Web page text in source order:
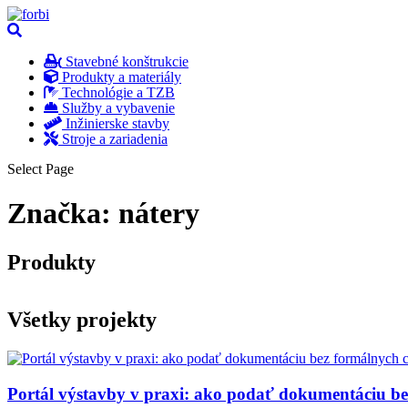
Stavebné konštrukcie
Produkty a materiály
Technológie a TZB
Služby a vybavenie
Inžinierske stavby
Stroje a zariadenia
Select Page
Značka: nátery
Produkty
Všetky projekty
Portál výstavby v praxi: ako podať dokumentáciu